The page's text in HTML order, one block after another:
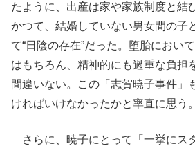
たように、出産は家や家族制度と結
かつて、結婚していない男女間の子
て“日陰の存在”だった。堕胎におい
はもちろん、精神的にも過重な負担
間違いない。この「志賀暁子事件」
ければいけなかったかと率直に思う。
さらに、暁子にとって「一挙にス